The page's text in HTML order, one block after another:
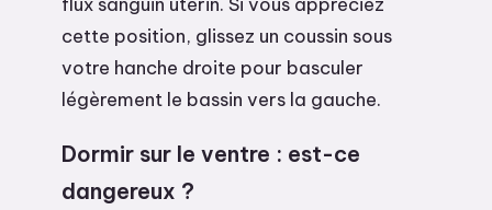
cette position, glissez un coussin sous
votre hanche droite pour basculer
légèrement le bassin vers la gauche.
Dormir sur le ventre : est-ce
dangereux ?